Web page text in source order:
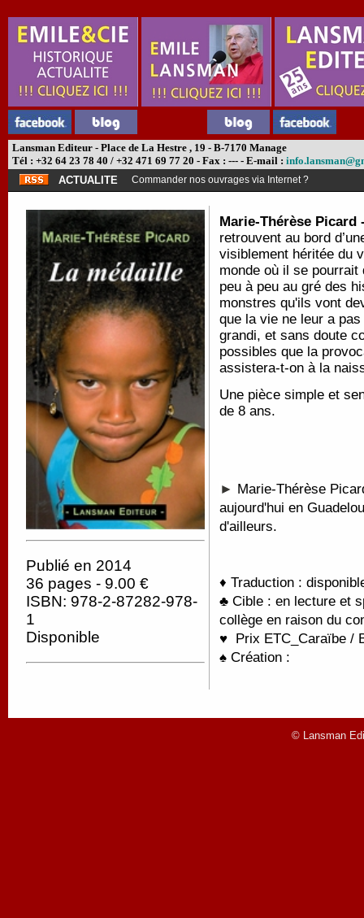
Lansman Editeur - Place de La Hestre , 19 - B-7170 Manage
Tél : +32 64 23 78 40 / +32 471 69 77 20 - Fax : --- - E-mail :
ACTUALITE
Commander nos ouvrages via Internet ?
Publié en 2014
36 pages - 9.00 €
ISBN: 978-2-87282-978-
1
Disponible
Marie-Thérèse Picard
retrouvent au bord
visiblement héritée du
monde où il se
peu à peu au gré des
monstres qu'ils vont
que la vie ne leur a
grandi, et sans doute
possibles que la
assistera-t-on à la
Une pièce simple et
de 8 ans.
► Marie-Thérèse
aujourd'hui en
d'ailleurs.
♦ Traduction :
♣ Cible : en lecture et
collège en raison du
♥ Prix ETC_Caraïbe /
♠ Création :
© Lansman